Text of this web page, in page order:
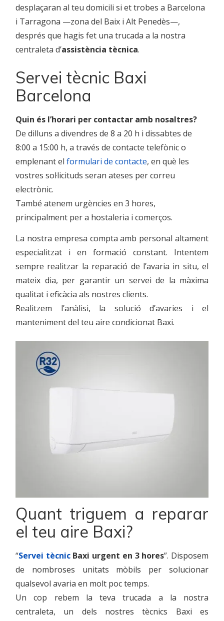
desplaçaran al teu domicili si et trobes a Barcelona
i Tarragona —zona del Baix i Alt Penedès—,
després que hagis fet una trucada a la nostra
centraleta d’assistència tècnica.
Servei tècnic Baxi
Barcelona
Quin és l’horari per contactar amb nosaltres?
De dilluns a divendres de 8 a 20 h i dissabtes de
8:00 a 15:00 h, a través de contacte telefònic o
emplenant el formulari de contacte, en què les
vostres sol·licituds seran ateses per correu
electrònic.
També atenem urgències en 3 hores,
principalment per a hostaleria i comerços.
La nostra empresa compta amb personal altament
especialitzat i en formació constant. Intentem
sempre realitzar la reparació de l’avaria in situ, el
mateix dia, per garantir un servei de la màxima
qualitat i eficàcia als nostres clients.
Realitzem l’anàlisi, la solució d’avaries i el
manteniment del teu aire condicionat Baxi.
Quant triguem a reparar
el teu aire Baxi?
“Servei tècnicBaxi urgent en 3 hores”. Disposem
de nombroses unitats mòbils per solucionar
qualsevol avaria en molt poc temps.
Un cop rebem la teva trucada a la nostra
centraleta, un dels nostres tècnics Baxi es